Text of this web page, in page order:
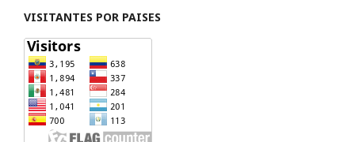
VISITANTES POR PAISES